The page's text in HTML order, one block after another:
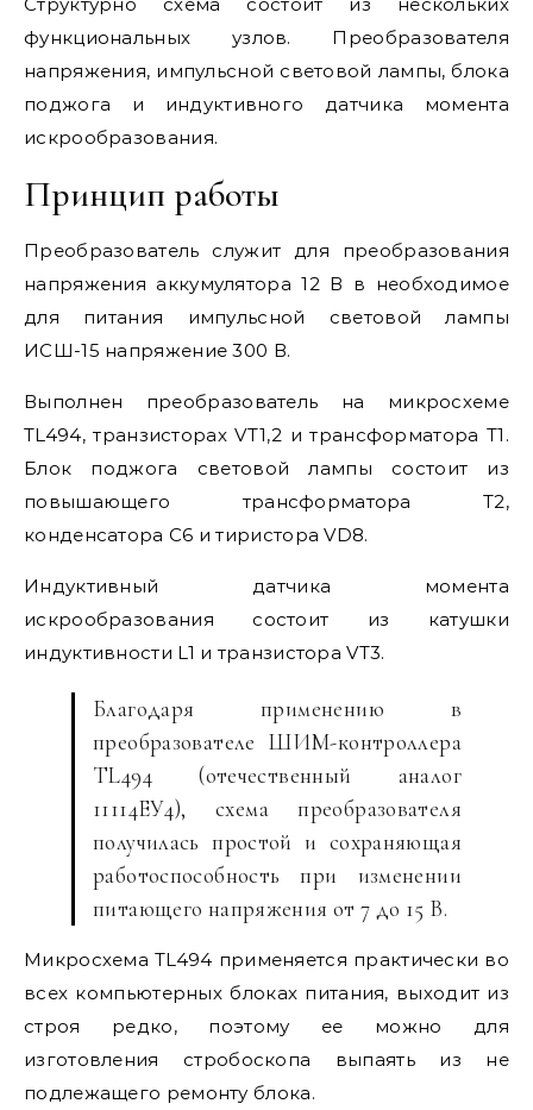
функциональных узлов. Преобразователя
напряжения, импульсной световой лампы, блока
поджога и индуктивного датчика момента
искрообразования.
Принцип работы
Преобразователь служит для преобразования
напряжения аккумулятора 12 В в необходимое
для питания импульсной световой лампы
ИСШ-15 напряжение 300 В.
Выполнен преобразователь на микросхеме
TL494, транзисторах VT1,2 и трансформатора Т1.
Блок поджога световой лампы состоит из
повышающего трансформатора Т2,
конденсатора С6 и тиристора VD8.
Индуктивный датчика момента
искрообразования состоит из катушки
индуктивности L1 и транзистора VT3.
Благодаря применению в
преобразователе ШИМ-контроллера
TL494 (отечественный аналог
11114ЕУ4), схема преобразователя
получилась простой и сохраняющая
работоспособность при изменении
питающего напряжения от 7 до 15 В.
Микросхема TL494 применяется практически во
всех компьютерных блоках питания, выходит из
строя редко, поэтому ее можно для
изготовления стробоскопа выпаять из не
подлежащего ремонту блока.